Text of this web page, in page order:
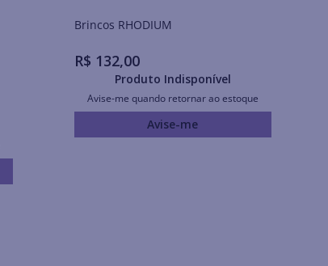
Brincos RHODIUM
R$ 132,00
Produto Indisponível
Avise-me quando retornar ao estoque
Avise-me